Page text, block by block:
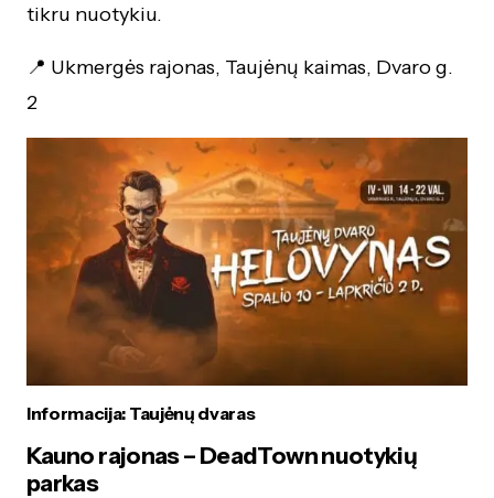
tikru nuotykiu.
📍 Ukmergės rajonas, Taujėnų kaimas, Dvaro g.
2
Informacija: Taujėnų dvaras
Kauno rajonas – DeadTown nuotykių
parkas